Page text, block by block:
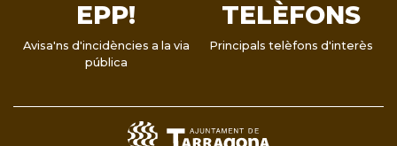
EPP!
Avisa'ns d'incidències a la via
pública
TELÈFONS
Principals telèfons d'interès